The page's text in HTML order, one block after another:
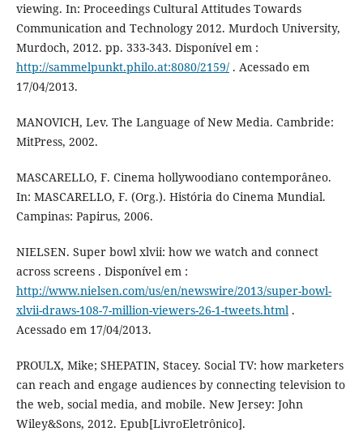
viewing. In: Proceedings Cultural Attitudes Towards
Communication and Technology 2012. Murdoch University,
Murdoch, 2012. pp. 333-343. Disponível em :
http://sammelpunkt.philo.at:8080/2159/. Acessado em
17/04/2013.
MANOVICH, Lev. The Language of New Media. Cambride:
MitPress, 2002.
MASCARELLO, F. Cinema hollywoodiano contemporâneo.
In: MASCARELLO, F. (Org.). História do Cinema Mundial.
Campinas: Papirus, 2006.
NIELSEN. Super bowl xlvii: how we watch and connect
across screens . Disponível em :
http://www.nielsen.com/us/en/newswire/2013/super-bowl-
xlvii-draws-108-7-million-viewers-26-1-tweets.html.
Acessado em 17/04/2013.
PROULX, Mike; SHEPATIN, Stacey. Social TV: how marketers
can reach and engage audiences by connecting television to
the web, social media, and mobile. New Jersey: John
Wiley&Sons, 2012. Epub[LivroEletrônico].